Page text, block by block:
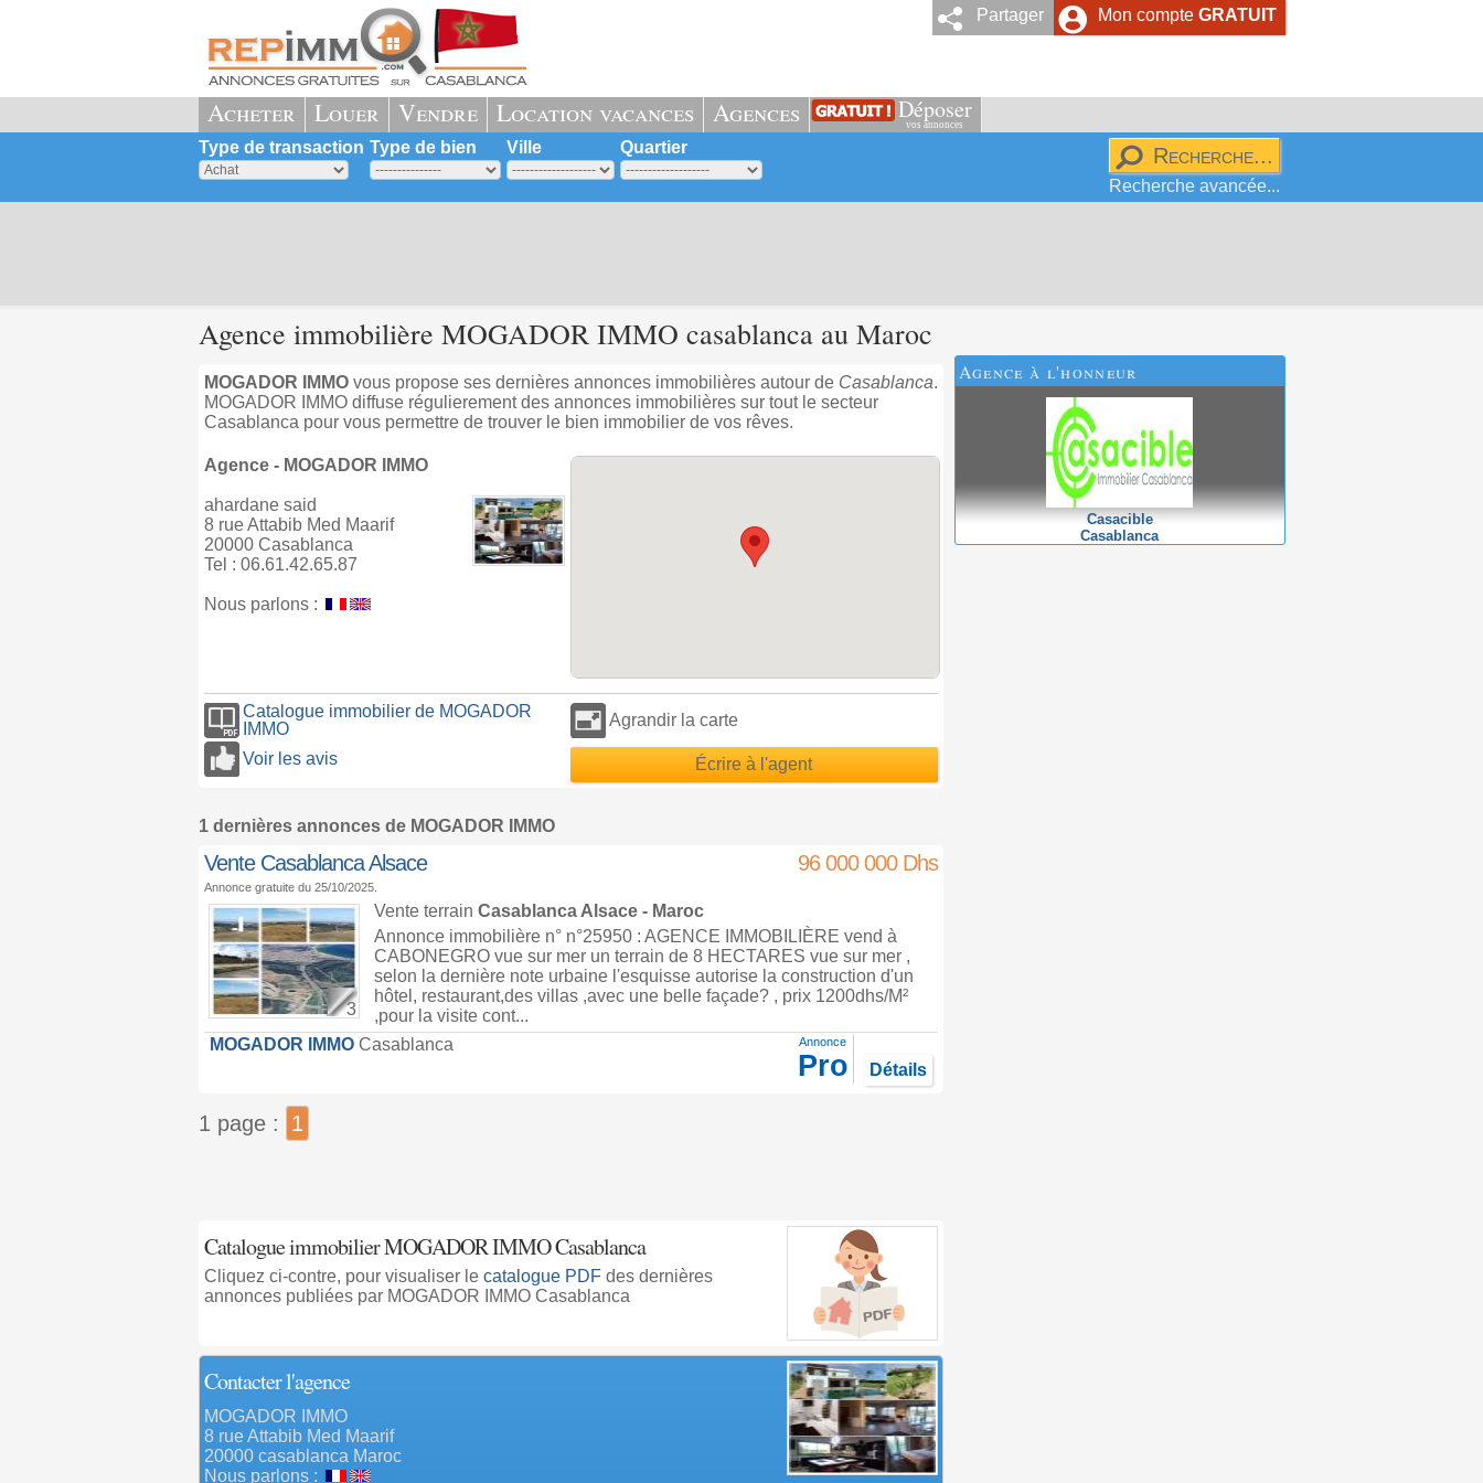
Mon compte GRATUIT
Partager
Acheter Louer Vendre Location vacances Agences Déposer
vos annonces
Type de transaction Type de bien Ville Quartier
Recherche avancée...
Agence immobilière MOGADOR IMMO casablanca au Maroc
MOGADOR IMMOvous propose ses dernières annonces immobilières autour de Casablanca.
MOGADOR IMMO diffuse régulierement des annonces immobilières sur tout le secteur
Casablanca pour vous permettre de trouver le bien immobilier de vos rêves.
Agence - MOGADOR IMMO
ahardane said
8 rue Attabib Med Maarif
20000 Casablanca
Tel : 06.61.42.65.87
Nous parlons :
Catalogue immobilier de MOGADOR
IMMO
Voir les avis
Agrandir la carte
Écrire à l'agent
1 dernières annonces de MOGADOR IMMO
Vente Casablanca Alsace 96 000 000 Dhs
Annonce gratuite du 25/10/2025.
3
Vente terrain CasablancaAlsace - Maroc
Annonce immobilière n° n°25950 : AGENCE IMMOBILIÈRE vend à
CABONEGRO vue sur mer un terrain de 8 HECTARES vue sur mer ,
selon la dernière note urbaine l'esquisse autorise la construction d'un
hôtel, restaurant,des villas ,avec une belle façade? , prix 1200dhs/M²
,pour la visite cont...
MOGADOR IMMOCasablanca Annonce
Pro Détails
1 page : 1
Catalogue immobilier MOGADOR IMMO Casablanca
Cliquez ci-contre, pour visualiser le catalogue PDFdes dernières
annonces publiées par MOGADOR IMMO Casablanca
Contacter l'agence
MOGADOR IMMO
8 rue Attabib Med Maarif
20000 casablanca Maroc
Nous parlons :
Agence à l'honneur
Casacible
Casablanca